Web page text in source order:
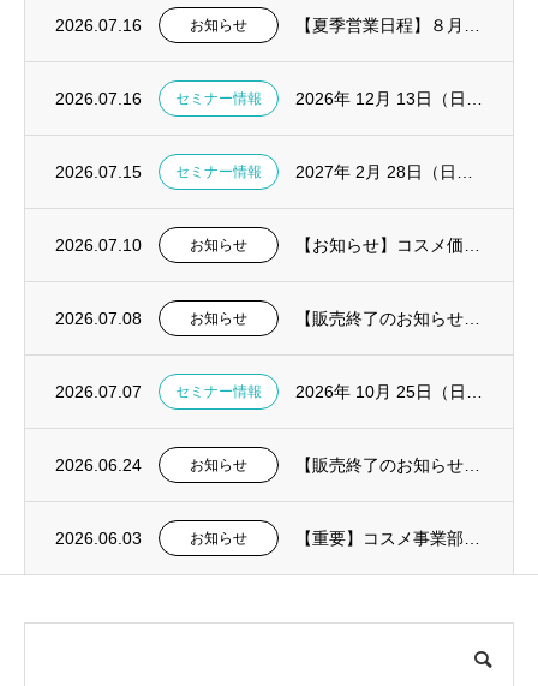
2026.07.16 お知らせ 【夏季営業日程】８月１１～１４日は休業いたします。
2026.07.16 セミナー情報 2026年 12月 13日（日）CGF・AFG ハンズオンセミナー in大阪開催決定
2026.07.15 セミナー情報 2027年 2月 28日（日）CGF・AFG ハンズオンセミナー in東京開催決定
2026.07.10 お知らせ 【お知らせ】コスメ価格改定および一部製品販売終了
2026.07.08 お知らせ 【販売終了のお知らせ】ピエゾ骨切削機 Surgybone（サージボーン）
2026.07.07 セミナー情報 2026年 10月 25日（日）失敗しないデジタル総義歯導入の実践解説セミナー in東...
2026.06.24 お知らせ 【販売終了のお知らせ】口腔内絆創膏オーラエイド
2026.06.03 お知らせ 【重要】コスメ事業部：夏季における送料についてのお知らせ